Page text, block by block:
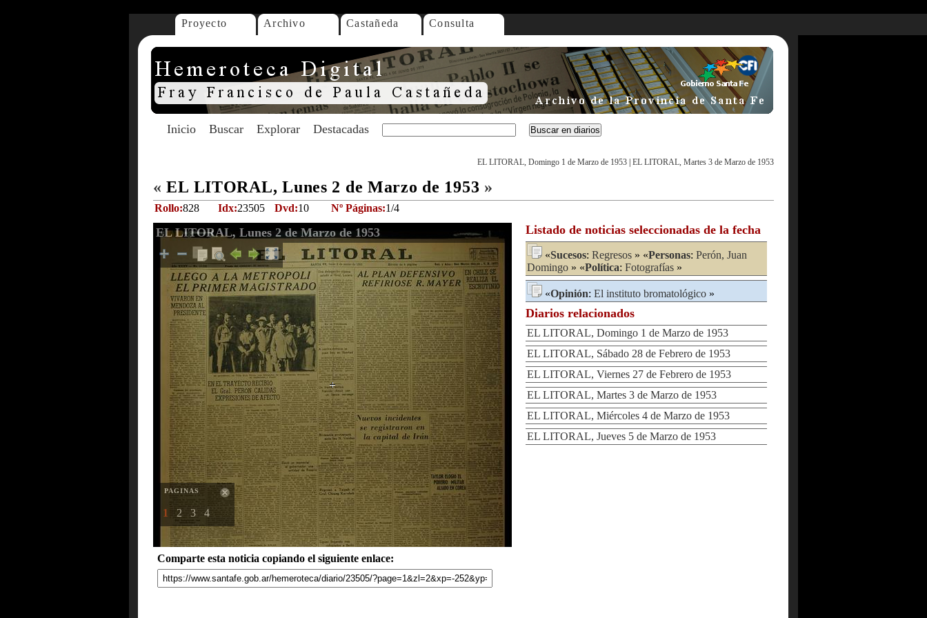
Proyecto Archivo Castañeda Consulta
Inicio Buscar Explorar Destacadas
EL LITORAL, Domingo 1 de Marzo de 1953 EL LITORAL, Martes 3 de Marzo de 1953
« EL LITORAL, Lunes 2 de Marzo de 1953 »
Rollo:828 Idx:23505 Dvd:10 Nº Páginas:1/4
EL LITORAL, Lunes 2 de Marzo de 1953
PAGINAS
1 2 3 4
Comparte esta noticia copiando el siguiente enlace:
Listado de noticias seleccionadas de la fecha
«Sucesos: Regresos » «Personas: Perón, Juan
Domingo » «Política: Fotografías »
«Opinión: El instituto bromatológico »
Diarios relacionados
EL LITORAL, Domingo 1 de Marzo de 1953
EL LITORAL, Sábado 28 de Febrero de 1953
EL LITORAL, Viernes 27 de Febrero de 1953
EL LITORAL, Martes 3 de Marzo de 1953
EL LITORAL, Miércoles 4 de Marzo de 1953
EL LITORAL, Jueves 5 de Marzo de 1953